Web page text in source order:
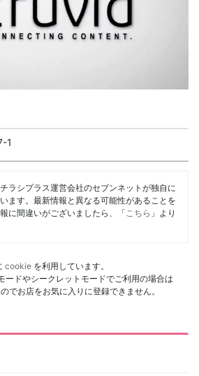
1
ラシプラス運営会社のセブンネットが独自に
ます。最新情報と異なる可能性があることを
に間違いがございましたら、「 こちら 」より
cookie を利用しています。
ードやシークレットモードでご利用の場合は
でお店をお気に入りに登録できません。